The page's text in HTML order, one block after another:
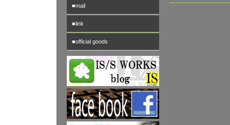
■mail
■link
■official goods